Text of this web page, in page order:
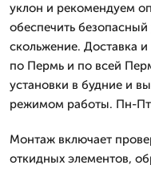
уклон и рекомендуем
обеспечить безопасный
скольжение. Доставка
по Пермь и по всей
установки в будние и
режимом работы. Пн-
Монтаж включает
откидных элементов,